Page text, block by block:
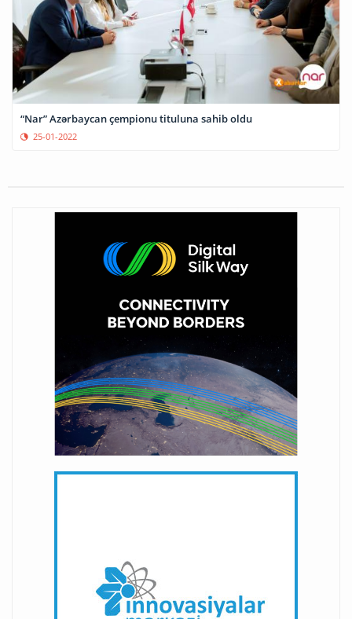
“Nar” Azərbaycan çempionu tituluna sahib oldu
25-01-2022